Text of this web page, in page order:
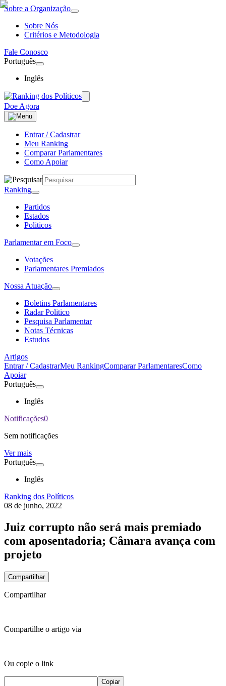
Sobre a Organização
Sobre Nós
Critérios e Metodologia
Fale Conosco
Português
Inglês
Doe Agora
Entrar / Cadastrar
Meu Ranking
Comparar Parlamentares
Como Apoiar
Ranking
Partidos
Estados
Politicos
Parlamentar em Foco
Votações
Parlamentares Premiados
Nossa Atuação
Boletins Parlamentares
Radar Politico
Pesquisa Parlamentar
Notas Técnicas
Estudos
Artigos
Entrar / CadastrarMeu RankingComparar ParlamentaresComo
Apoiar
Português
Inglês
Notificações0
Sem notificações
Ver mais
Português
Inglês
Ranking dos Políticos
08 de junho, 2022
Juiz corrupto não será mais premiado
com aposentadoria; Câmara avança com
projeto
Compartilhar
Compartilhar
Compartilhe o artigo via
Ou copie o link
Copiar